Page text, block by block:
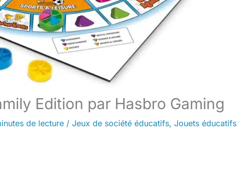
Edition par Hasbro Gaming
de lecture / Jeux de société éducatifs, Jouets éducatifs